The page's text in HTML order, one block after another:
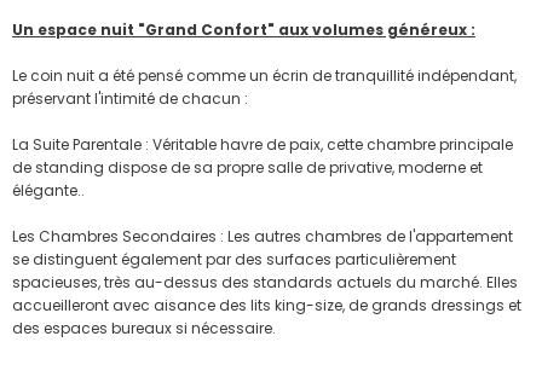
Un espace nuit "Grand Confort" aux volumes généreux :
Le coin nuit a été pensé comme un écrin de tranquillité indépendant,
préservant l'intimité de chacun :
La Suite Parentale : Véritable havre de paix, cette chambre principale
de standing dispose de sa propre salle de privative, moderne et
élégante..
Les Chambres Secondaires : Les autres chambres de l'appartement
se distinguent également par des surfaces particulièrement
spacieuses, très au-dessus des standards actuels du marché. Elles
accueilleront avec aisance des lits king-size, de grands dressings et
des espaces bureaux si nécessaire.